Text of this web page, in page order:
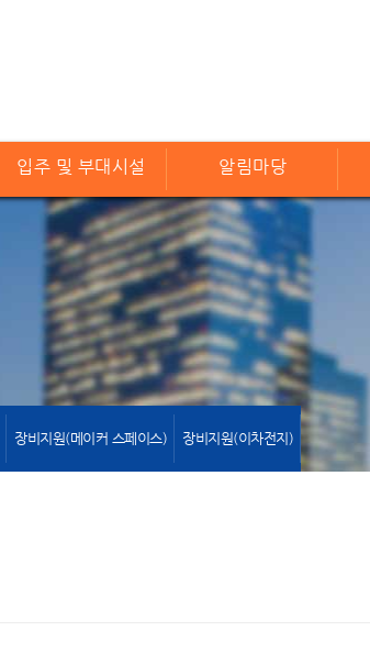
입주 및 부대시설 알림마당
장비지원(메이커 스페이스) 장비지원(이차전지)